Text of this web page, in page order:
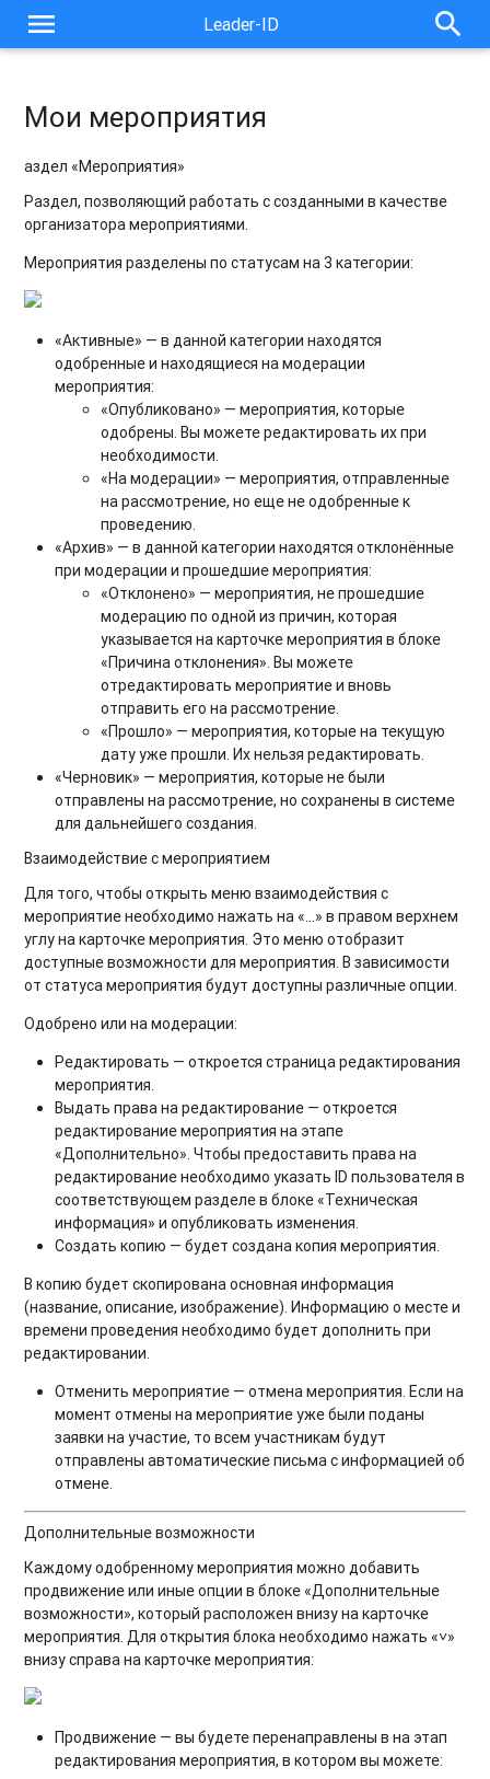
menu Leader-ID search
Мои мероприятия
аздел «Мероприятия»
Раздел, позволяющий работать с созданными в качестве
организатора мероприятиями.
Мероприятия разделены по статусам на 3 категории:
«Активные» — в данной категории находятся
одобренные и находящиеся на модерации
мероприятия:
«Опубликовано» — мероприятия, которые
одобрены. Вы можете редактировать их при
необходимости.
«На модерации» — мероприятия, отправленные
на рассмотрение, но еще не одобренные к
проведению.
«Архив» — в данной категории находятся отклонённые
при модерации и прошедшие мероприятия:
«Отклонено» — мероприятия, не прошедшие
модерацию по одной из причин, которая
указывается на карточке мероприятия в блоке
«Причина отклонения». Вы можете
отредактировать мероприятие и вновь
отправить его на рассмотрение.
«Прошло» — мероприятия, которые на текущую
дату уже прошли. Их нельзя редактировать.
«Черновик» — мероприятия, которые не были
отправлены на рассмотрение, но сохранены в системе
для дальнейшего создания.
Взаимодействие с мероприятием
Для того, чтобы открыть меню взаимодействия с
мероприятие необходимо нажать на «…» в правом верхнем
углу на карточке мероприятия. Это меню отобразит
доступные возможности для мероприятия. В зависимости
от статуса мероприятия будут доступны различные опции.
Одобрено или на модерации:
Редактировать — откроется страница редактирования
мероприятия.
Выдать права на редактирование — откроется
редактирование мероприятия на этапе
«Дополнительно». Чтобы предоставить права на
редактирование необходимо указать ID пользователя в
соответствующем разделе в блоке «Техническая
информация» и опубликовать изменения.
Создать копию — будет создана копия мероприятия.
В копию будет скопирована основная информация
(название, описание, изображение). Информацию о месте и
времени проведения необходимо будет дополнить при
редактировании.
Отменить мероприятие — отмена мероприятия. Если на
момент отмены на мероприятие уже были поданы
заявки на участие, то всем участникам будут
отправлены автоматические письма с информацией об
отмене.
Дополнительные возможности
Каждому одобренному мероприятия можно добавить
продвижение или иные опции в блоке «Дополнительные
возможности», который расположен внизу на карточке
мероприятия. Для открытия блока необходимо нажать «˅»
внизу справа на карточке мероприятия:
Продвижение — вы будете перенаправлены в на этап
редактирования мероприятия, в котором вы можете: